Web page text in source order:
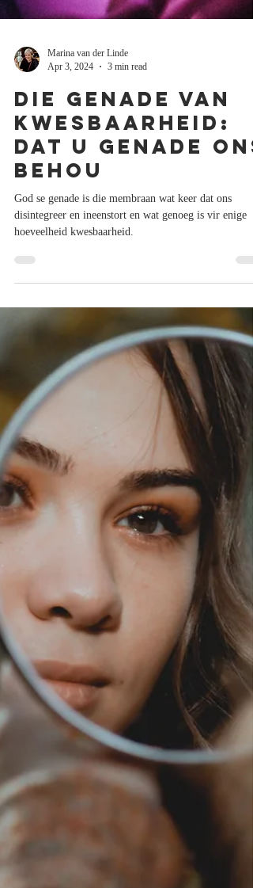
Marina van der Linde
Apr 3, 2024
3 min read
Die genade van
kwesbaarheid:
Dat U genade
behou
God se genade is die membraan wat keer dat ons
disintegreer en ineenstort en wat genoeg is vir enige
hoeveelheid kwesbaarheid.